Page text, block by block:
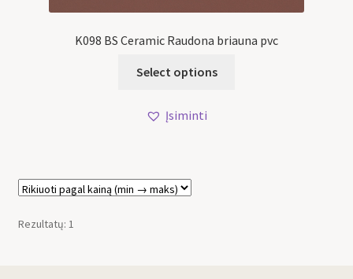
K098 BS Ceramic Raudona briauna pvc
Select options
Įsiminti
Rezultatų: 1